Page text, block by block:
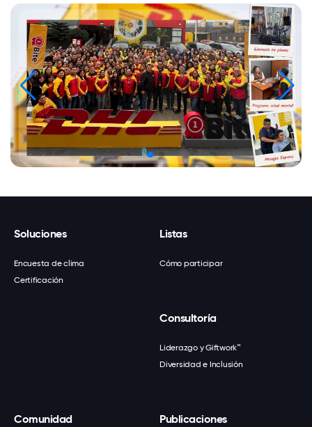
Soluciones
Encuesta de clima
Certificación
Listas
Cómo participar
Consultoría
Liderazgo y Giftwork™
Diversidad e Inclusión
Comunidad Publicaciones